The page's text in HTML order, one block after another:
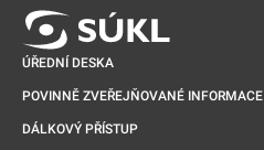
ÚŘEDNÍ DESKA
POVINNĚ ZVEŘEJŇOVANÉ INFORMACE
DÁLKOVÝ PŘÍSTUP